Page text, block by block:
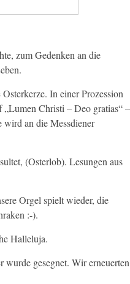
zum Gedenken an die
In einer Prozession
„Lumen Christi – Deo gratias“ –
an die Messdiener
(Osterlob). Lesungen aus
Orgel spielt wieder, die
:-).
Halleluja.
gesegnet. Wir erneuerten